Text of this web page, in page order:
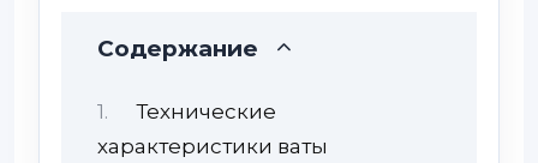
Содержание
Технические
характеристики ваты